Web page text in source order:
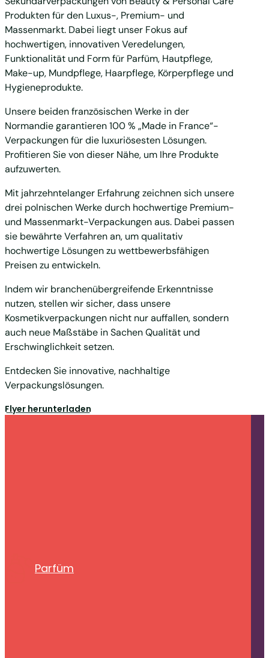
Produkten für den Luxus-, Premium- und
Massenmarkt. Dabei liegt unser Fokus auf
hochwertigen, innovativen Veredelungen,
Funktionalität und Form für Parfüm, Hautpflege,
Make-up, Mundpflege, Haarpflege, Körperpflege und
Hygieneprodukte.
Unsere beiden französischen Werke in der
Normandie garantieren 100 % „Made in France“-
Verpackungen für die luxuriösesten Lösungen.
Profitieren Sie von dieser Nähe, um Ihre Produkte
aufzuwerten.
Mit jahrzehntelanger Erfahrung zeichnen sich unsere
drei polnischen Werke durch hochwertige Premium-
und Massenmarkt-Verpackungen aus. Dabei passen
sie bewährte Verfahren an, um qualitativ
hochwertige Lösungen zu wettbewerbsfähigen
Preisen zu entwickeln.
Indem wir branchenübergreifende Erkenntnisse
nutzen, stellen wir sicher, dass unsere
Kosmetikverpackungen nicht nur auffallen, sondern
auch neue Maßstäbe in Sachen Qualität und
Erschwinglichkeit setzen.
Entdecken Sie innovative, nachhaltige
Verpackungslösungen.
Flyer herunterladen
Parfüm